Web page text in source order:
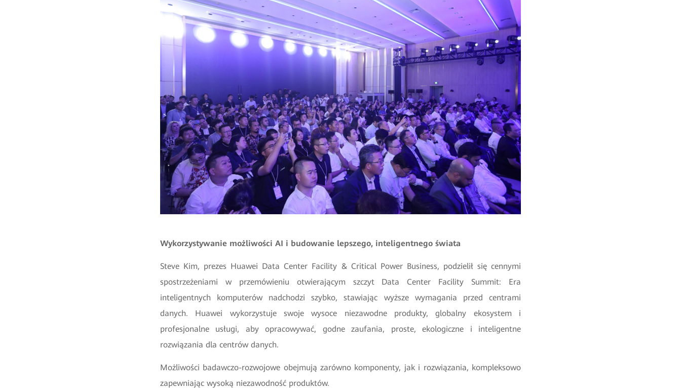
Wykorzystywanie możliwości AI i budowanie lepszego, inteligentnego świata
Steve Kim, prezes Huawei Data Center Facility & Critical Power Business, podzielił się cennymi
spostrzeżeniami w przemówieniu otwierającym szczyt Data Center Facility Summit: Era
inteligentnych komputerów nadchodzi szybko, stawiając wyższe wymagania przed centrami
danych. Huawei wykorzystuje swoje wysoce niezawodne produkty, globalny ekosystem i
profesjonalne usługi, aby opracowywać, godne zaufania, proste, ekologiczne i inteligentne
rozwiązania dla centrów danych.
Możliwości badawczo-rozwojowe obejmują zarówno komponenty, jak i rozwiązania, kompleksowo
zapewniając wysoką niezawodność produktów.